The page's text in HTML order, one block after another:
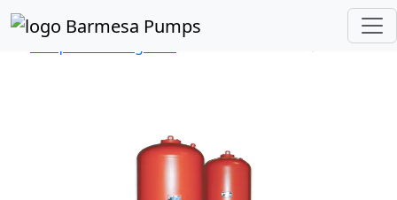
Inicio
Catálogo de Productos
Serie Well-X-Troll® ASME